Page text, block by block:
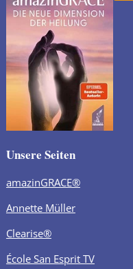
Unsere Seiten
amazinGRACE®
Annette Müller
Clearise®
École San Esprit TV